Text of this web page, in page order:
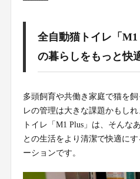
全自動猫トイレ「M1
の暮らしをもっと快
多頭飼育や共働き家庭で猫を
レの管理は大きな課題かもしれ
トイレ「M1 Plus」は、そんな
との生活をより清潔で快適に
ーションです。